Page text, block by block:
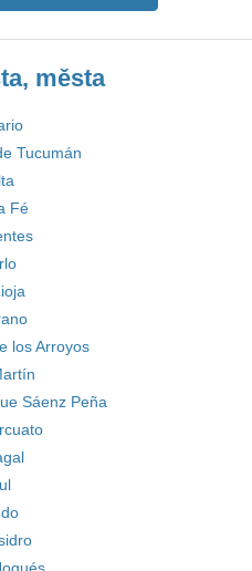
města
Tucumán
Fé
los Arroyos
Sáenz Peña